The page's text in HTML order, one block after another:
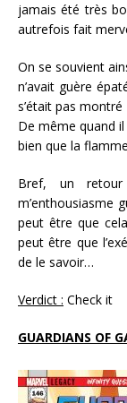
jamais été très
autrefois fait
On se souvient
n’avait guère
s’était pas
De même quand
bien que la
Bref, un retour
m’enthousiasme
peut être que
peut être que
de le savoir…
Verdict : Check it
GUARDIANS OF